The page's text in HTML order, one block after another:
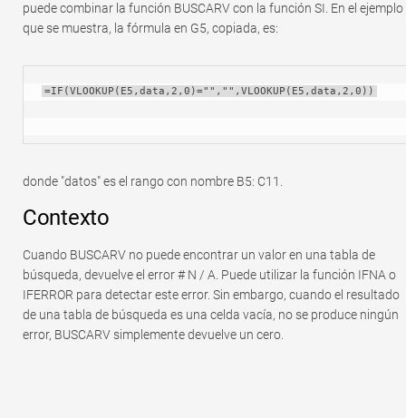
puede combinar la función BUSCARV con la función SI. En el ejemplo
que se muestra, la fórmula en G5, copiada, es:
=IF(VLOOKUP(E5,data,2,0)="","",VLOOKUP(E5,data,2,0))
donde "datos" es el rango con nombre B5: C11.
Contexto
Cuando BUSCARV no puede encontrar un valor en una tabla de
búsqueda, devuelve el error # N / A. Puede utilizar la función IFNA o
IFERROR para detectar este error. Sin embargo, cuando el resultado
de una tabla de búsqueda es una celda vacía, no se produce ningún
error, BUSCARV simplemente devuelve un cero.